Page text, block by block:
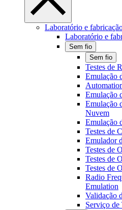
Laboratório e
Laboratório e
Sem fio
Sem fio
Testes de
Emulação
Emulação
Emulação
Nuvem
Emulação
Testes de
Emulador
Testes de
Testes de
Testes de
Radio
Emulation
Validação
Serviço de